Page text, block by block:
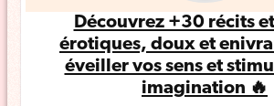
Découvrez +30 récits
érotiques, doux et
éveiller vos sens et
imagination 🔥